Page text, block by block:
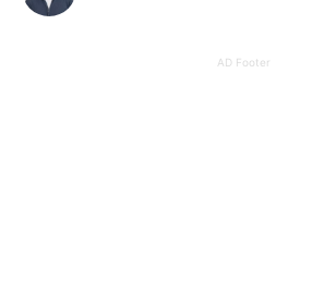
AD Footer